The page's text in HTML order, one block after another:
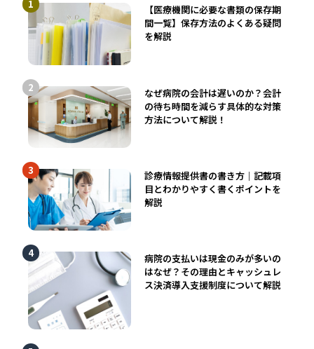
【医療機関に必要な書類の保存期
間一覧】保存方法のよくある疑問
を解説
なぜ病院の会計は遅いのか？会計
の待ち時間を減らす具体的な対策
方法について解説！
診療情報提供書の書き方｜記載項
目とわかりやすく書くポイントを
解説
病院の支払いは現金のみが多いの
はなぜ？その理由とキャッシュレ
ス決済導入支援制度について解説